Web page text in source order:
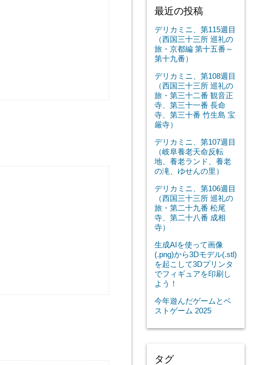
最近の投稿
デリカミニ、第115週目
（西国三十三所 巡礼の
旅・京都編 第十五番～
第十九番）
デリカミニ、第108週目
（西国三十三所 巡礼の
旅・第三十二番 観音正
寺、第三十一番 長命
寺、第三十番 竹生島 宝
厳寺）
デリカミニ、第107週目
（岐阜養老天命反転
地、養老ランド、養老
の滝、ゆせんの里）
デリカミニ、第106週目
（西国三十三所 巡礼の
旅・第二十九番 松尾
寺、第二十八番 成相
寺）
生成AIを使って画像
(.png)から3Dモデル(.stl)
を起こして3Dプリンタ
でフィギュアを印刷し
よう！
今年遊んだゲームとベ
ストゲーム 2025
タグ